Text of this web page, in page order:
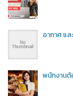
อากาศ แล
พนักงาน